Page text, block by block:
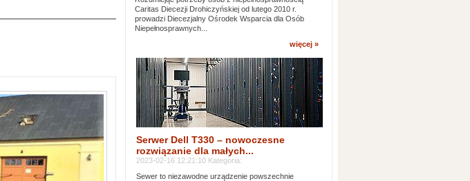
Caritas Diecezji Drohiczyńskiej od lutego 2010 r.
prowadzi Diecezjalny Ośrodek Wsparcia dla Osób
Niepełnosprawnych...
więcej »
Serwer Dell T330 – nowoczesne
rozwiązanie dla małych...
2023-02-16 12:21:10 Kategoria:
Sewer to niezawodne urządzenie powszechnie